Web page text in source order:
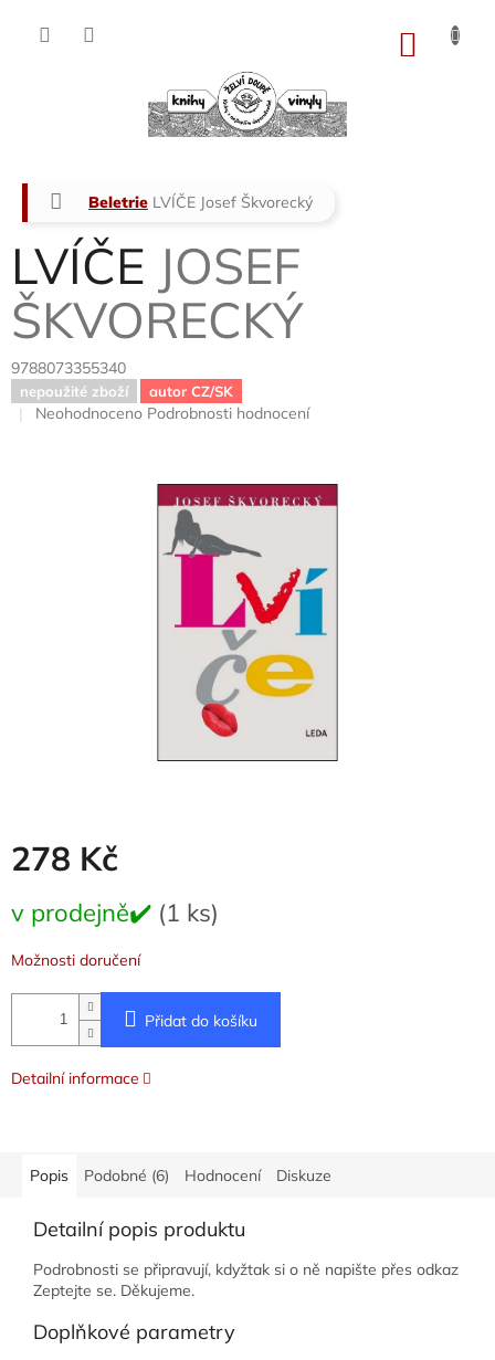
Domů
Beletrie LVÍČE Josef Škvorecký
LVÍČE JOSEF
ŠKVORECKÝ
9788073355340
nepoužité zboží autor CZ/SK
Průměrné
Neohodnoceno Podrobnosti hodnocení
278 Kč
cena:
v prodejně✔️ (1 ks)
Možnosti doručení
Přidat do košíku
Detailní informace
Popis Podobné (6) Hodnocení Diskuze
Detailní popis produktu
Podrobnosti se připravují, kdyžtak si o ně napište přes odkaz
Zeptejte se. Děkujeme.
Doplňkové parametry